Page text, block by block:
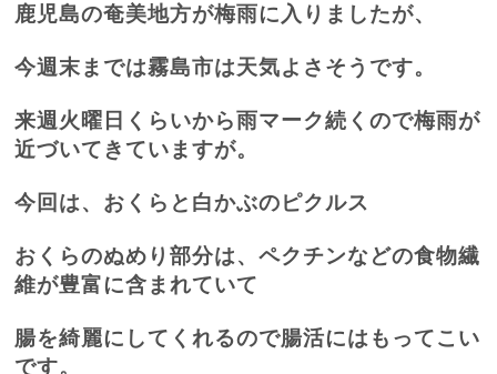
鹿児島の奄美地方が梅雨に入りましたが、
今週末までは霧島市は天気よさそうです。
来週火曜日くらいから雨マーク続くので梅雨が
近づいてきていますが。
今回は、おくらと白かぶのピクルス
おくらのぬめり部分は、ペクチンなどの食物繊
維が豊富に含まれていて
腸を綺麗にしてくれるので腸活にはもってこい
です。